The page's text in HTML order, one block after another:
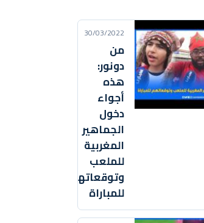
30/03/2022
من
دونور:
هذه
أجواء
دخول
الجماهير
المغربية
للملعب
وتوقعاتهم
للمباراة